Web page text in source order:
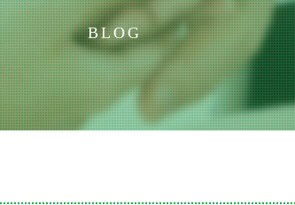
BLOG